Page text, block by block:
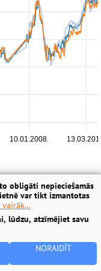
obligāti nepieciešamās
var tikt izmantotas
vairāk...
lūdzu, atzīmējiet savu
NORAIDĪT